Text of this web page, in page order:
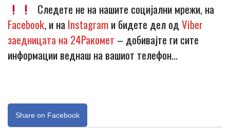
Следете не на нашите социјални мрежи, на
Facebook, и на Instagramи бидете дел одViber
заедницата на 24Ракомет – добивајте ги сите
информации веднаш на вашиот телефон…
Share on Facebook